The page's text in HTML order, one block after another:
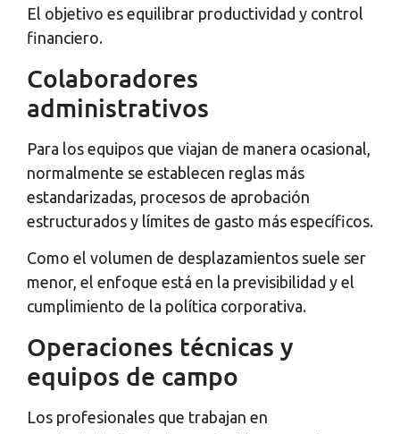
El objetivo es equilibrar productividad y control
financiero.
Colaboradores
administrativos
Para los equipos que viajan de manera ocasional,
normalmente se establecen reglas más
estandarizadas, procesos de aprobación
estructurados y límites de gasto más específicos.
Como el volumen de desplazamientos suele ser
menor, el enfoque está en la previsibilidad y el
cumplimiento de la política corporativa.
Operaciones técnicas y
equipos de campo
Los profesionales que trabajan en